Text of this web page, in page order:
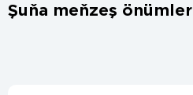
Şuňa meňzeş önümler